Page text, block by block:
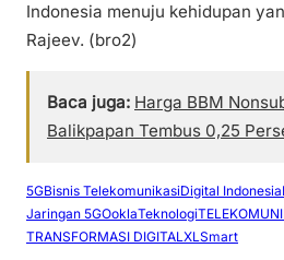
Indonesia menuju kehidupan
Rajeev. (bro2)
Baca juga: Harga BBM
Balikpapan Tembus 0,25
5GBisnis TelekomunikasiDigital Indonesia
Jaringan 5GOoklaTeknologi
TRANSFORMASI DIGITALXLSmart